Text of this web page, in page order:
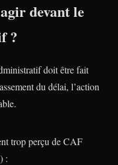
devant le
?
doit être fait
du délai, l’action
trop perçu de CAF
: